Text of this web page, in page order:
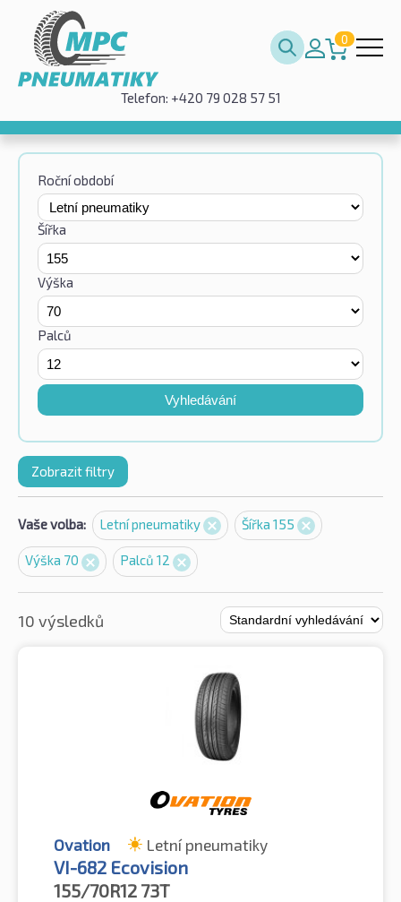
0
Telefon: +420 79 028 57 51
Roční období
Šířka
Výška
Palců
Vyhledávání
Zobrazit filtry
Vaše volba: Letní pneumatiky Šířka 155
Výška 70 Palců 12
10 výsledků
Ovation Letní pneumatiky
VI-682 Ecovision
155/70R12 73T